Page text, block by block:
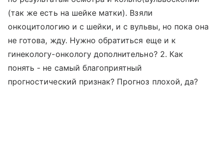
(так же есть на шейке матки). Взяли
онкоцитологию и с шейки, и с вульвы, но пока она
не готова, жду. Нужно обратиться еще и к
гинекологу-онкологу дополнительно? 2. Как
понять - не самый благоприятный
прогностический признак? Прогноз плохой, да?